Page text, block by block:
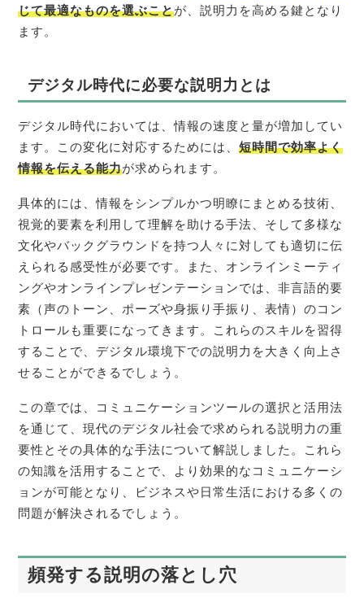
じて最適なものを選ぶことが、説明力を高める鍵となり
ます。
デジタル時代に必要な説明力とは
デジタル時代においては、情報の速度と量が増加してい
ます。この変化に対応するためには、短時間で効率よく
情報を伝える能力が求められます。
具体的には、情報をシンプルかつ明瞭にまとめる技術、
視覚的要素を利用して理解を助ける手法、そして多様な
文化やバックグラウンドを持つ人々に対しても適切に伝
えられる感受性が必要です。また、オンラインミーティ
ングやオンラインプレゼンテーションでは、非言語的要
素（声のトーン、ポーズや身振り手振り、表情）のコン
トロールも重要になってきます。これらのスキルを習得
することで、デジタル環境下での説明力を大きく向上さ
せることができるでしょう。
この章では、コミュニケーションツールの選択と活用法
を通じて、現代のデジタル社会で求められる説明力の重
要性とその具体的な手法について解説しました。これら
の知識を活用することで、より効果的なコミュニケーシ
ョンが可能となり、ビジネスや日常生活における多くの
問題が解決されるでしょう。
頻発する説明の落とし穴